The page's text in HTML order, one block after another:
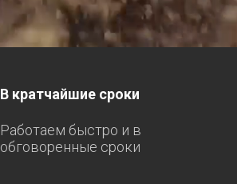
В кратчайшие сроки
Работаем быстро и в
обговоренные сроки